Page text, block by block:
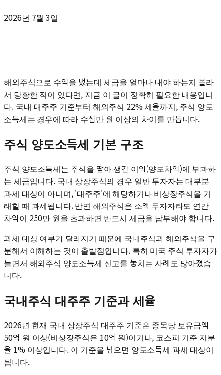
2026년 7월 3일
해외주식으로 수익을 냈는데 세금을 얼마나 내야 하는지 몰라
서 당황한 적이 있다면, 지금 이 글이 정확히 필요한 내용입니
다. 국내 대주주 기준부터 해외주식 22% 세율까지, 주식 양도
소득세는 경우에 따라 수십만 원 이상의 차이를 만듭니다.
주식 양도소득세 기본 구조
주식 양도소득세는 주식을 팔아 생긴 이익(양도차익)에 부과하
는 세금입니다. 국내 상장주식의 경우 일반 투자자는 대부분
과세 대상이 아니며, '대주주'에 해당하거나 비상장주식을 거
래할 때 과세됩니다. 반면 해외주식은 소액 투자자라도 연간
차익이 250만 원을 초과하면 반드시 세금을 납부해야 합니다.
과세 대상 여부가 달라지기 때문에 국내주식과 해외주식을 구
분해서 이해하는 것이 출발점입니다. 특히 미국 주식 투자자가
늘면서 해외주식 양도소득세 신고를 놓치는 사례도 많아졌습
니다.
국내주식 대주주 기준과 세율
2026년 현재 국내 상장주식 대주주 기준은 종목당 보유금액
50억 원 이상(비상장주식은 10억 원)이거나, 코스피 기준 지분
율 1% 이상입니다. 이 기준을 넘으면 양도소득세 과세 대상이
됩니다.